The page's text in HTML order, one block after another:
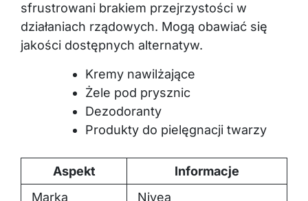
sfrustrowani brakiem przejrzystości w
działaniach rządowych. Mogą obawiać się
jakości dostępnych alternatyw.
Kremy nawilżające
Żele pod prysznic
Dezodoranty
Produkty do pielęgnacji twarzy
Aspekt
Informacje
Marka
Nivea